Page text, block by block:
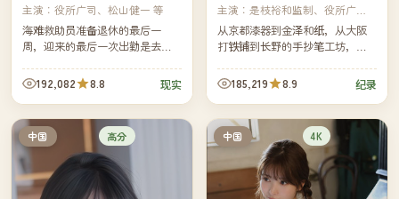
主演： 役所广司、松山健一 等
海难救助员准备退休的最后一
周，迎来的最后一次出勤是去寻
中年男子——那个男子是他三十
年没说过话的父亲。
192,082 8.8 现实
主演：是枝裕和监制、役所广司
等
从京都漆器到金泽和纸，从大阪
打铁铺到长野的手抄笔工坊，记
程。镜头多在手上，几乎没有对
白。
185,219 8.9 纪录
中国 高分 中国 4K